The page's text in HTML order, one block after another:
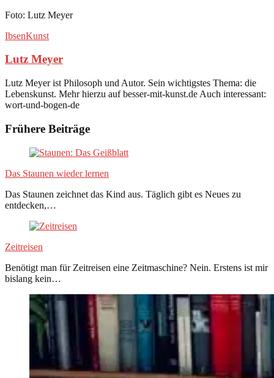
Foto: Lutz Meyer
IbsenKunst
Lutz Meyer
Lutz Meyer ist Philosoph und Autor. Sein wichtigstes Thema: die
Lebenskunst. Mehr hierzu auf besser-mit-kunst.de Auch interessant:
wort-und-bogen-de
Frühere Beiträge
Das Staunen wieder lernen
Das Staunen zeichnet das Kind aus. Täglich gibt es Neues zu
entdecken,…
Zeitreisen
Benötigt man für Zeitreisen eine Zeitmaschine? Nein. Erstens ist mir
bislang kein…